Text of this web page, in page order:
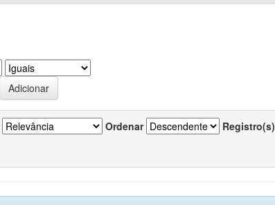
Ordenar Registro(s)